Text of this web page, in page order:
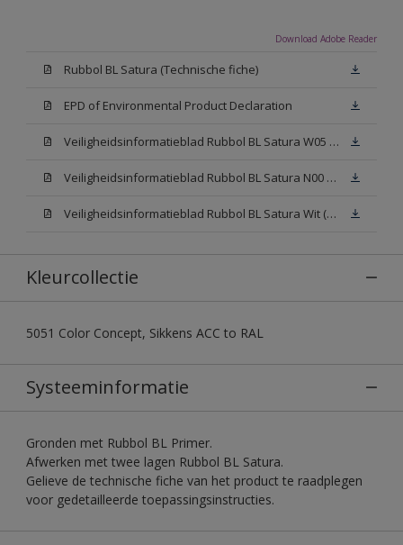
Download Adobe Reader
Rubbol BL Satura (Technische fiche)
EPD of Environmental Product Declaration
Veiligheidsinformatieblad Rubbol BL Satura W05 (SDS)
Veiligheidsinformatieblad Rubbol BL Satura N00 (SDS)
Veiligheidsinformatieblad Rubbol BL Satura Wit (SDS)
Kleurcollectie
5051 Color Concept, Sikkens ACC to RAL
Systeeminformatie
Gronden met Rubbol BL Primer.
Afwerken met twee lagen Rubbol BL Satura.
Gelieve de technische fiche van het product te raadplegen
voor gedetailleerde toepassingsinstructies.